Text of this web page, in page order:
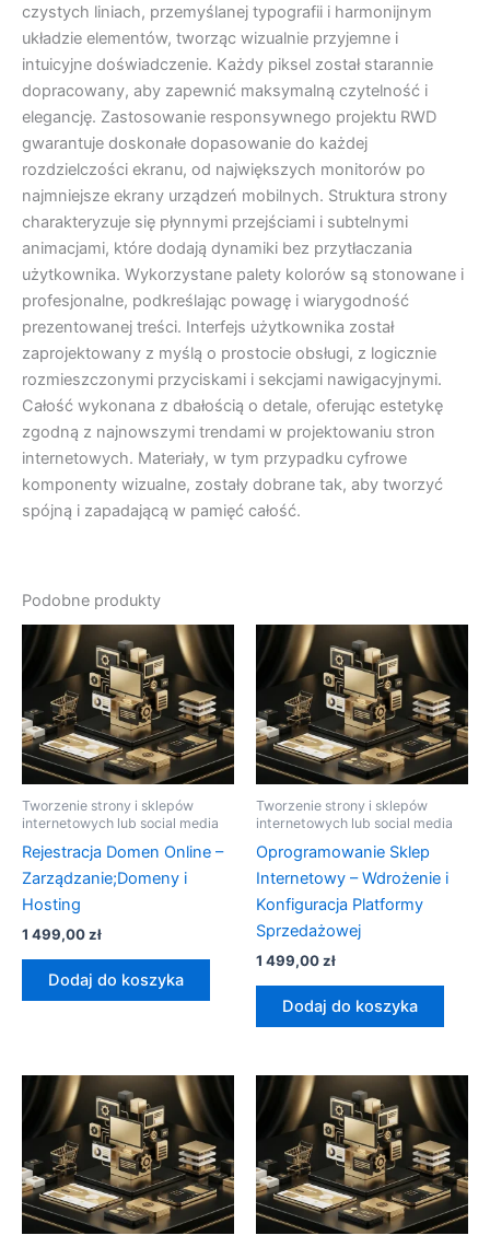
czystych liniach, przemyślanej typografii i harmonijnym
układzie elementów, tworząc wizualnie przyjemne i
intuicyjne doświadczenie. Każdy piksel został starannie
dopracowany, aby zapewnić maksymalną czytelność i
elegancję. Zastosowanie responsywnego projektu RWD
gwarantuje doskonałe dopasowanie do każdej
rozdzielczości ekranu, od największych monitorów po
najmniejsze ekrany urządzeń mobilnych. Struktura strony
charakteryzuje się płynnymi przejściami i subtelnymi
animacjami, które dodają dynamiki bez przytłaczania
użytkownika. Wykorzystane palety kolorów są stonowane i
profesjonalne, podkreślając powagę i wiarygodność
prezentowanej treści. Interfejs użytkownika został
zaprojektowany z myślą o prostocie obsługi, z logicznie
rozmieszczonymi przyciskami i sekcjami nawigacyjnymi.
Całość wykonana z dbałością o detale, oferując estetykę
zgodną z najnowszymi trendami w projektowaniu stron
internetowych. Materiały, w tym przypadku cyfrowe
komponenty wizualne, zostały dobrane tak, aby tworzyć
spójną i zapadającą w pamięć całość.
Podobne produkty
Tworzenie strony i sklepów
internetowych lub social media
Rejestracja Domen Online –
Zarządzanie;Domeny i
Hosting
1 499,00zł
Dodaj do koszyka
Tworzenie strony i sklepów
internetowych lub social media
Oprogramowanie Sklep
Internetowy – Wdrożenie i
Konfiguracja Platformy
Sprzedażowej
1 499,00zł
Dodaj do koszyka